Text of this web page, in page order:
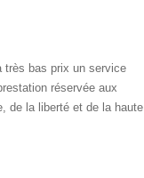
très bas prix un service
réservée aux
de la liberté et de la haute